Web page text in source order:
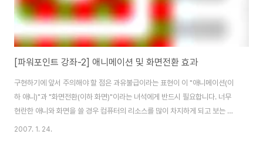
[파워포인트 강좌-2] 애니메이션 및 화면전환 효과
구현하기에 앞서 주의해야 할 점은 과유불급이라는 표현이 이 "애니메이션(이
하 애니)"과 "화면전환(이하 화면)"이라는 녀석에게 반드시 필요합니다. 너무
현란한 애니와 화면을 쓸 경우 컴퓨터의 리소스를 많이 차지하게 되고 보는 이
로 하여금 정신사납게 할 수 있기 때문입니다. 특히 음성더빙이 애니메이션과
2007. 1. 24.